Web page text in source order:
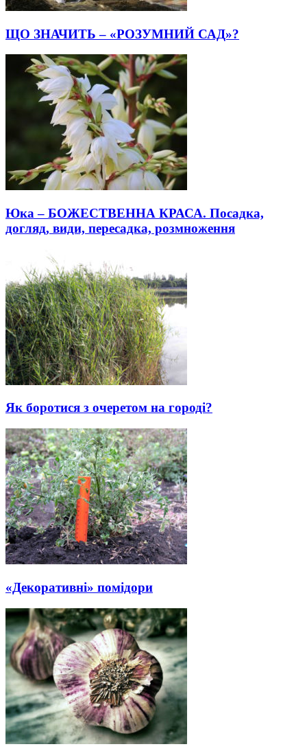
ЩО ЗНАЧИТЬ – «РОЗУМНИЙ САД»?
Юка – БОЖЕСТВЕННА КРАСА. Посадка,
догляд, види, пересадка, розмноження
Як боротися з очеретом на городі?
«Декоративні» помідори